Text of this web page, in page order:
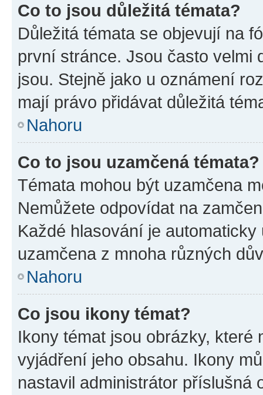
Co to jsou důležitá témata?
Důležitá témata se objevují na
první stránce. Jsou často velmi
jsou. Stejně jako u oznámení
mají právo přidávat důležitá
Nahoru
Co to jsou uzamčená témata?
Témata mohou být uzamčena
Nemůžete odpovídat na
Každé hlasování je
uzamčena z mnoha různých
Nahoru
Co jsou ikony témat?
Ikony témat jsou obrázky,
vyjádření jeho obsahu. Ikony
nastavil administrátor příslušná